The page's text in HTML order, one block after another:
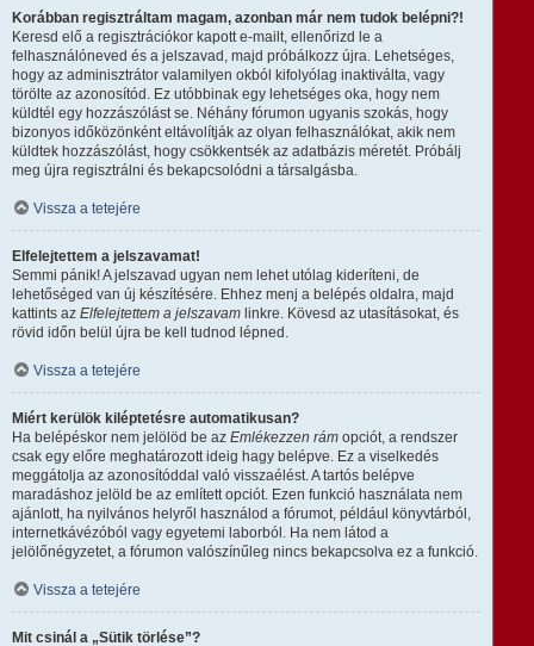
Korábban regisztráltam magam, azonban már nem tudok belépni?!
Keresd elő a regisztrációkor kapott e-mailt, ellenőrizd le a
felhasználóneved és a jelszavad, majd próbálkozz újra. Lehetséges,
hogy az adminisztrátor valamilyen okból kifolyólag inaktiválta, vagy
törölte az azonosítód. Ez utóbbinak egy lehetséges oka, hogy nem
küldtél egy hozzászólást se. Néhány fórumon ugyanis szokás, hogy
bizonyos időközönként eltávolítják az olyan felhasználókat, akik nem
küldtek hozzászólást, hogy csökkentsék az adatbázis méretét. Próbálj
meg újra regisztrálni és bekapcsolódni a társalgásba.
Vissza a tetejére
Elfelejtettem a jelszavamat!
Semmi pánik! A jelszavad ugyan nem lehet utólag kideríteni, de
lehetőséged van új készítésére. Ehhez menj a belépés oldalra, majd
kattints az Elfelejtettem a jelszavam linkre. Kövesd az utasításokat, és
rövid időn belül újra be kell tudnod lépned.
Vissza a tetejére
Miért kerülök kiléptetésre automatikusan?
Ha belépéskor nem jelölöd be az Emlékezzen rám opciót, a rendszer
csak egy előre meghatározott ideig hagy belépve. Ez a viselkedés
meggátolja az azonosítóddal való visszaélést. A tartós belépve
maradáshoz jelöld be az említett opciót. Ezen funkció használata nem
ajánlott, ha nyilvános helyről használod a fórumot, például könyvtárból,
internetkávézóból vagy egyetemi laborból. Ha nem látod a
jelölőnégyzetet, a fórumon valószínűleg nincs bekapcsolva ez a funkció.
Vissza a tetejére
Mit csinál a „Sütik törlése”?